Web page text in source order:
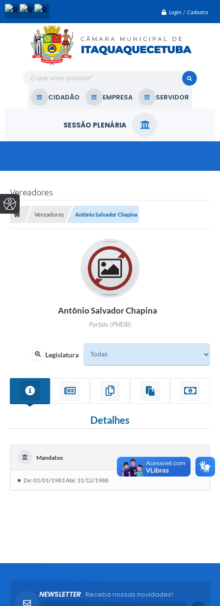
Login / Cadastro
O que voce procura?
CIDADÃO EMPRESA SERVIDOR
SESSÃO PLENÁRIA
Vereadores
Vereadores Antônio Salvador Chapina
Antônio Salvador Chapina
Partido (PMDB)
Legislatura
Detalhes
Mandatos
De: 01/01/1983 Até: 31/12/1988
NEWSLETTER Receba nossas novidades!